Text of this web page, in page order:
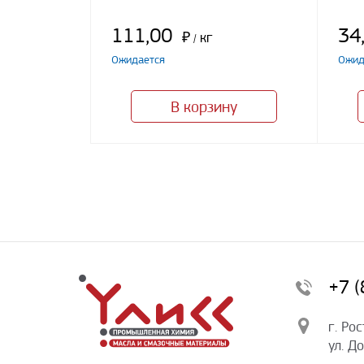
111,00 ₽ / кг
Ожидается
В корзину
+7
г.
ул.